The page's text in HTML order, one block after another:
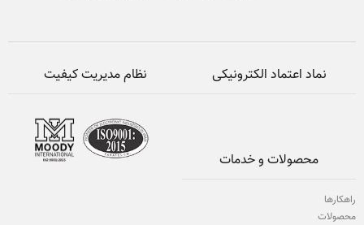
نظام مدیریت کیفیت نماد اعتماد الکترونیکی
محصولات و خدمات
راهکارها
محصولات